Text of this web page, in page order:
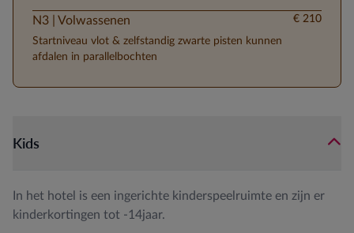
N3 | Volwassenen
Startniveau vlot & zelfstandig zwarte pisten kunnen
afdalen in parallelbochten
€ 210
Kids
In het hotel is een ingerichte kinderspeelruimte en zijn er
kinderkortingen tot -14jaar.